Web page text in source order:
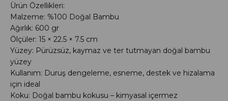
Ürün Özellikleri:
Malzeme: %100 Doğal Bambu
Ağırlık: 600 gr
Ölçüler: 15 × 22.5 × 7.5 cm
Yüzey: Pürüzsüz, kaymaz ve ter tutmayan doğal bambu
yüzey
Kullanım: Duruş dengeleme, esneme, destek ve hizalama
için ideal
Koku: Doğal bambu kokusu – kimyasal içermez